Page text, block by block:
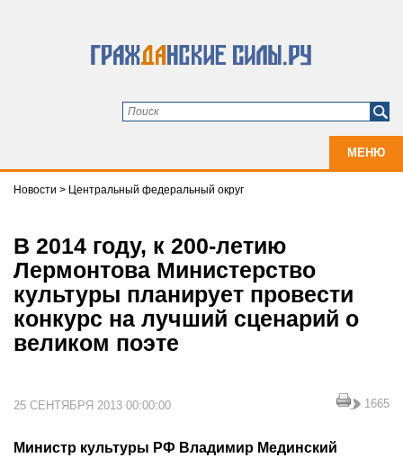
МЕНЮ
Новости > Центральный федеральный округ
В 2014 году, к 200-летию
Лермонтова Министерство
культуры планирует провести
конкурс на лучший сценарий о
великом поэте
25 СЕНТЯБРЯ 2013 00:00:00 1665
Министр культуры РФ Владимир Мединский